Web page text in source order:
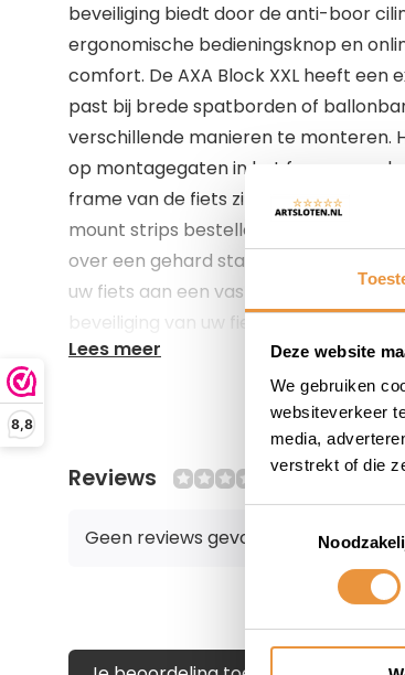
Deze website
We gebruiken
websiteverkeer
media,
verstrekt of die
8,8
beveiliging biedt door de anti-boor
ergonomische bedieningsknop en
comfort. De AXA Block XXL heeft
past bij brede spatborden of
verschillende manieren te
op montagegaten in het frame van
frame van de fiets zitten om een
mount strips bestellen en gebruiken.
over een gehard stalen 10 mm dikke
uw fiets aan een vast object zoals
beveiliging van uw fiets. De
en is 100 cm lang. Er wordt een
in ketting in opgeborgen kan worden.
Veiligheid
Beveiligingsniveau 12
Goedgekeurd voor fietsverzekering in
Maximale beveiliging door extra
Lees meer
Reviews 0/10
Geen reviews gevonden